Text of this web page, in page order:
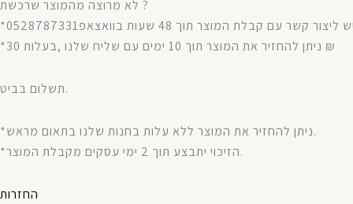
לא מרוצה מהמוצר שרכשת ?
*ניתן להחזיר את המוצר תוך 10 ימים עם שליח שלנו ,בעלות 30 ₪
תשלום בביט.
*ניתן להחזיר את המוצר ללא עלות בחנות שלנו בתאום מראש.
*הזיכוי יתבצע תוך 2 ימי עסקים מקבלת המוצר.
החזרות